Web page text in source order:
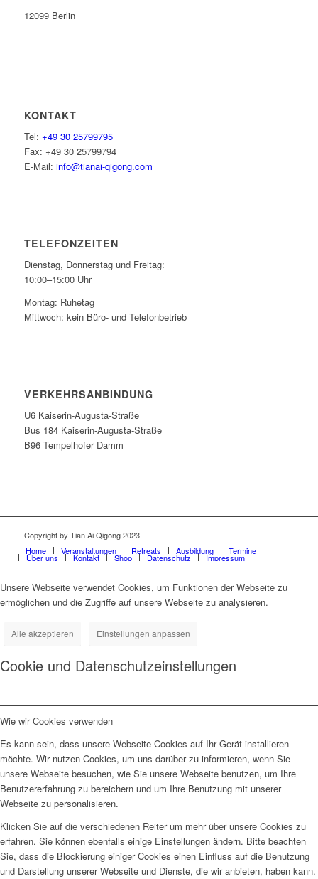
12099 Berlin
KONTAKT
Tel: +49 30 25799795
Fax: +49 30 25799794
E-Mail: info@tianai-qigong.com
TELEFONZEITEN
Dienstag, Donnerstag und Freitag:
10:00–15:00 Uhr
Montag: Ruhetag
Mittwoch: kein Büro- und Telefonbetrieb
VERKEHRSANBINDUNG
U6 Kaiserin-Augusta-Straße
Bus 184 Kaiserin-Augusta-Straße
B96 Tempelhofer Damm
Copyright by Tian Ai Qigong 2023
Home
Veranstaltungen Retreats Ausbildung Termine
Über uns Kontakt Shop Datenschutz Impressum
Unsere Webseite verwendet Cookies, um Funktionen der Webseite zu
ermöglichen und die Zugriffe auf unsere Webseite zu analysieren.
Alle akzeptieren Einstellungen anpassen
Cookie und Datenschutzeinstellungen
Wie wir Cookies verwenden
Es kann sein, dass unsere Webseite Cookies auf Ihr Gerät installieren
möchte. Wir nutzen Cookies, um uns darüber zu informieren, wenn Sie
unsere Webseite besuchen, wie Sie unsere Webseite benutzen, um Ihre
Benutzererfahrung zu bereichern und um Ihre Benutzung mit unserer
Webseite zu personalisieren.
Klicken Sie auf die verschiedenen Reiter um mehr über unsere Cookies zu
erfahren. Sie können ebenfalls einige Einstellungen ändern. Bitte beachten
Sie, dass die Blockierung einiger Cookies einen Einfluss auf die Benutzung
und Darstellung unserer Webseite und Dienste, die wir anbieten, haben kann.